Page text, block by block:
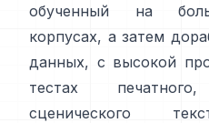
обученный на
корпусах, а затем
данных, с высокой
тестах
сценического